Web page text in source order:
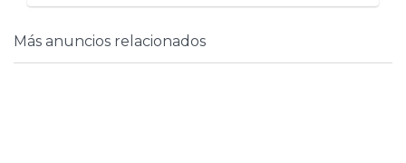
Más anuncios relacionados